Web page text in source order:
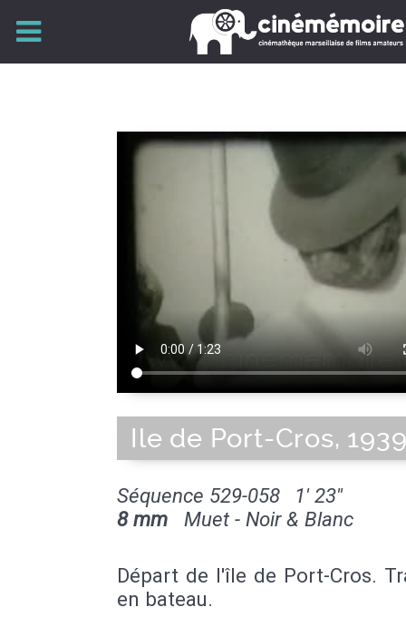
Ile de Port-Cros,
Séquence 529-058
1' 23''
8 mm Muet - Noir & Blanc
Départ de l'île de Port-Cros.
en bateau.